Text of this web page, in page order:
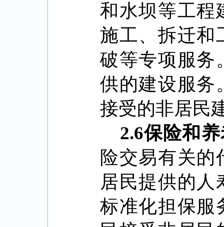
和水坝等工程
施工、拆迁和
破等专项服务
供的建设服务
接受的非居民
2.6保险和
险交易有关的
居民提供的
标准化担保服